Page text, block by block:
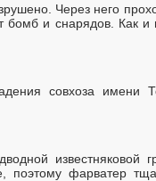
Через него
бомб и снарядов. Как
совхоза имени
известняковой
поэтому фарватер